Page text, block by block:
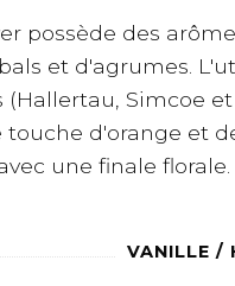
possède des
et d'agrumes.
(Hallertau, Simcoe et
touche d'orange et
une finale florale.
VANILLE /